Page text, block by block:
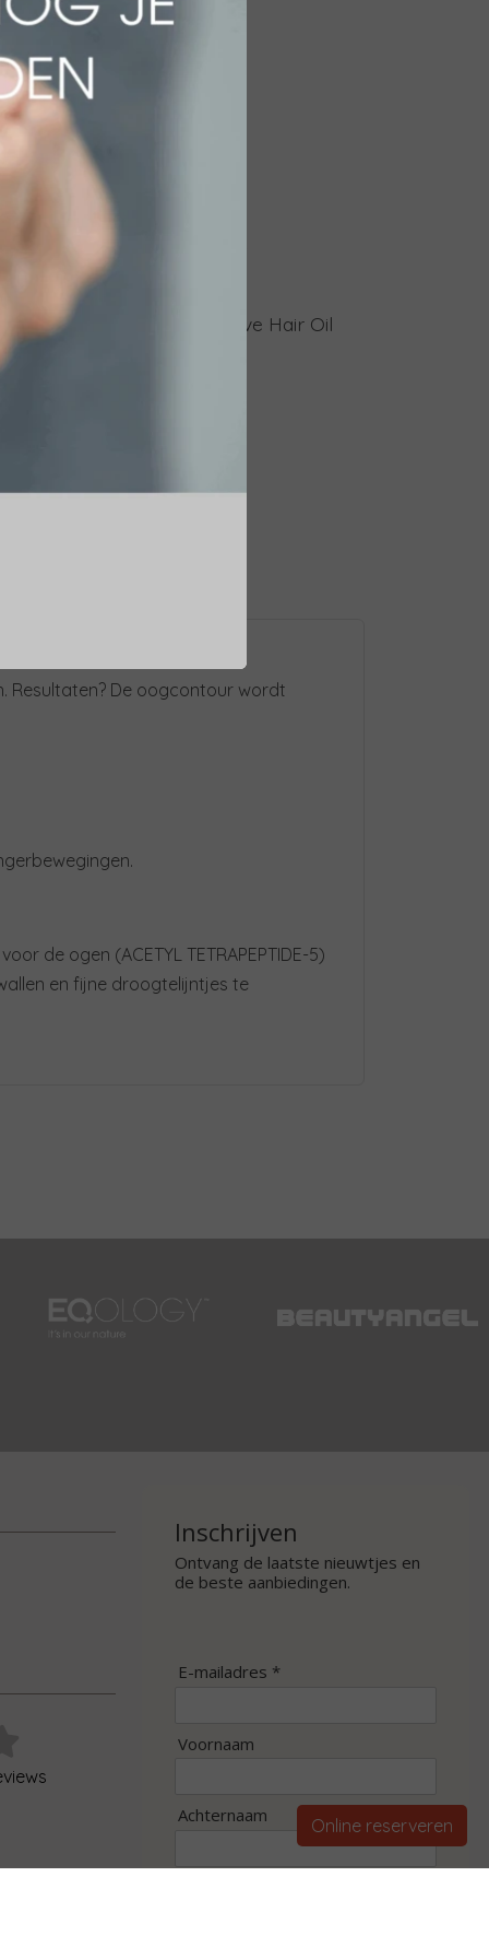
Sun Soul Protective Hair Oil
Resultaten? De oogcontour wordt
de ogen (ACETYL TETRAPEPTIDE-5)
en fijne droogtelijntjes te
Inschrijven
Ontvang de laatste nieuwtjes en
de beste aanbiedingen.
E-mailadres *
Voornaam
Achternaam Online reserveren